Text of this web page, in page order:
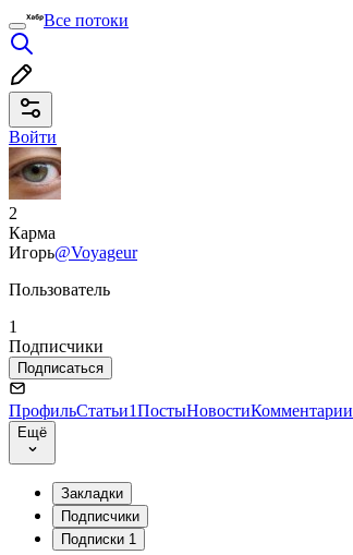
Все потоки
Войти
2
Карма
Игорь@Voyageur
Пользователь
1
Подписчики
Подписаться
ПрофильСтатьи1ПостыНовостиКомментарии
Ещё
Закладки
Подписчики
Подписки 1